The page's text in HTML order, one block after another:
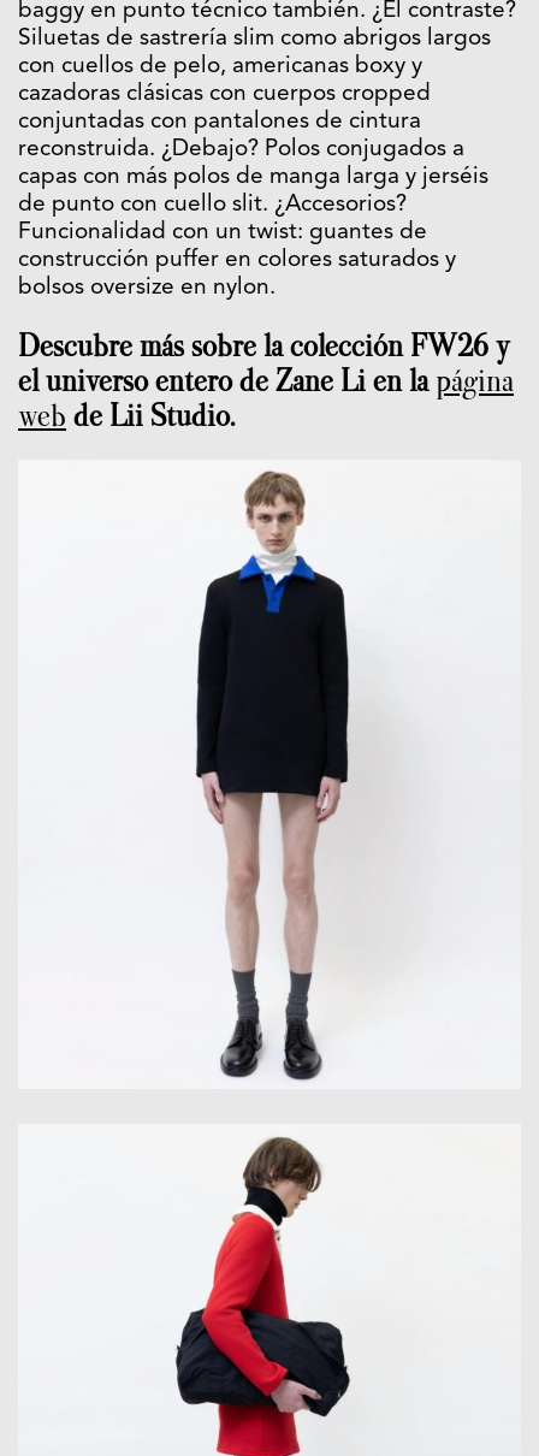
baggy en punto técnico también. ¿El contraste?
Siluetas de sastrería slim como abrigos largos
con cuellos de pelo, americanas boxy y
cazadoras clásicas con cuerpos cropped
conjuntadas con pantalones de cintura
reconstruida. ¿Debajo? Polos conjugados a
capas con más polos de manga larga y jerséis
de punto con cuello slit. ¿Accesorios?
Funcionalidad con un twist: guantes de
construcción puffer en colores saturados y
bolsos oversize en nylon.
Descubre más sobre la colección FW26 y
el universo entero de Zane Li en lapágina
web de Lii Studio.